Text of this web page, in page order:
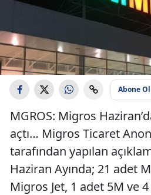
Abone Ol
MGROS: Migros
açtı… Migros Ticaret
tarafından yapılan
Haziran Ayında; 21 adet
Migros Jet, 1 adet 5M ve